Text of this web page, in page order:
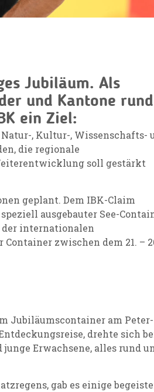
Jubiläum. Als
und Kantone rund
ein Ziel:
, Kultur-, Wissenschafts-
die regionale
soll gestärkt
geplant. Dem IBK-Claim
ausgebauter See-
der internationalen
zwischen dem 21. –
Jubiläumscontainer am Peter-
drehte sich
Erwachsene, alles rund
gab es einige